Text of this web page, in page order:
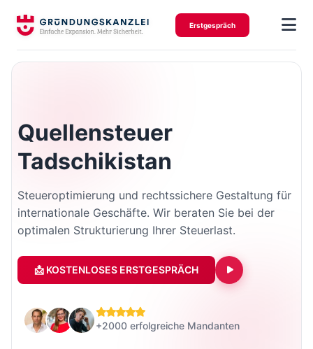
Erstgespräch
Quellensteuer
Tadschikistan
Steueroptimierung und rechtssichere Gestaltung für
internationale Geschäfte. Wir beraten Sie bei der
optimalen Strukturierung Ihrer Steuerlast.
📩 KOSTENLOSES ERSTGESPRÄCH
+2000 erfolgreiche Mandanten